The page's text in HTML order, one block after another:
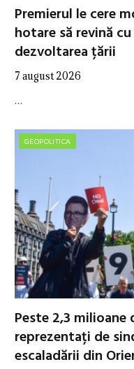
Premierul le cere
hotare să revină
dezvoltarea țării
7 august 2026
…
GEOPOLITICA
Peste 2,3
reprezentați de
escaladării din